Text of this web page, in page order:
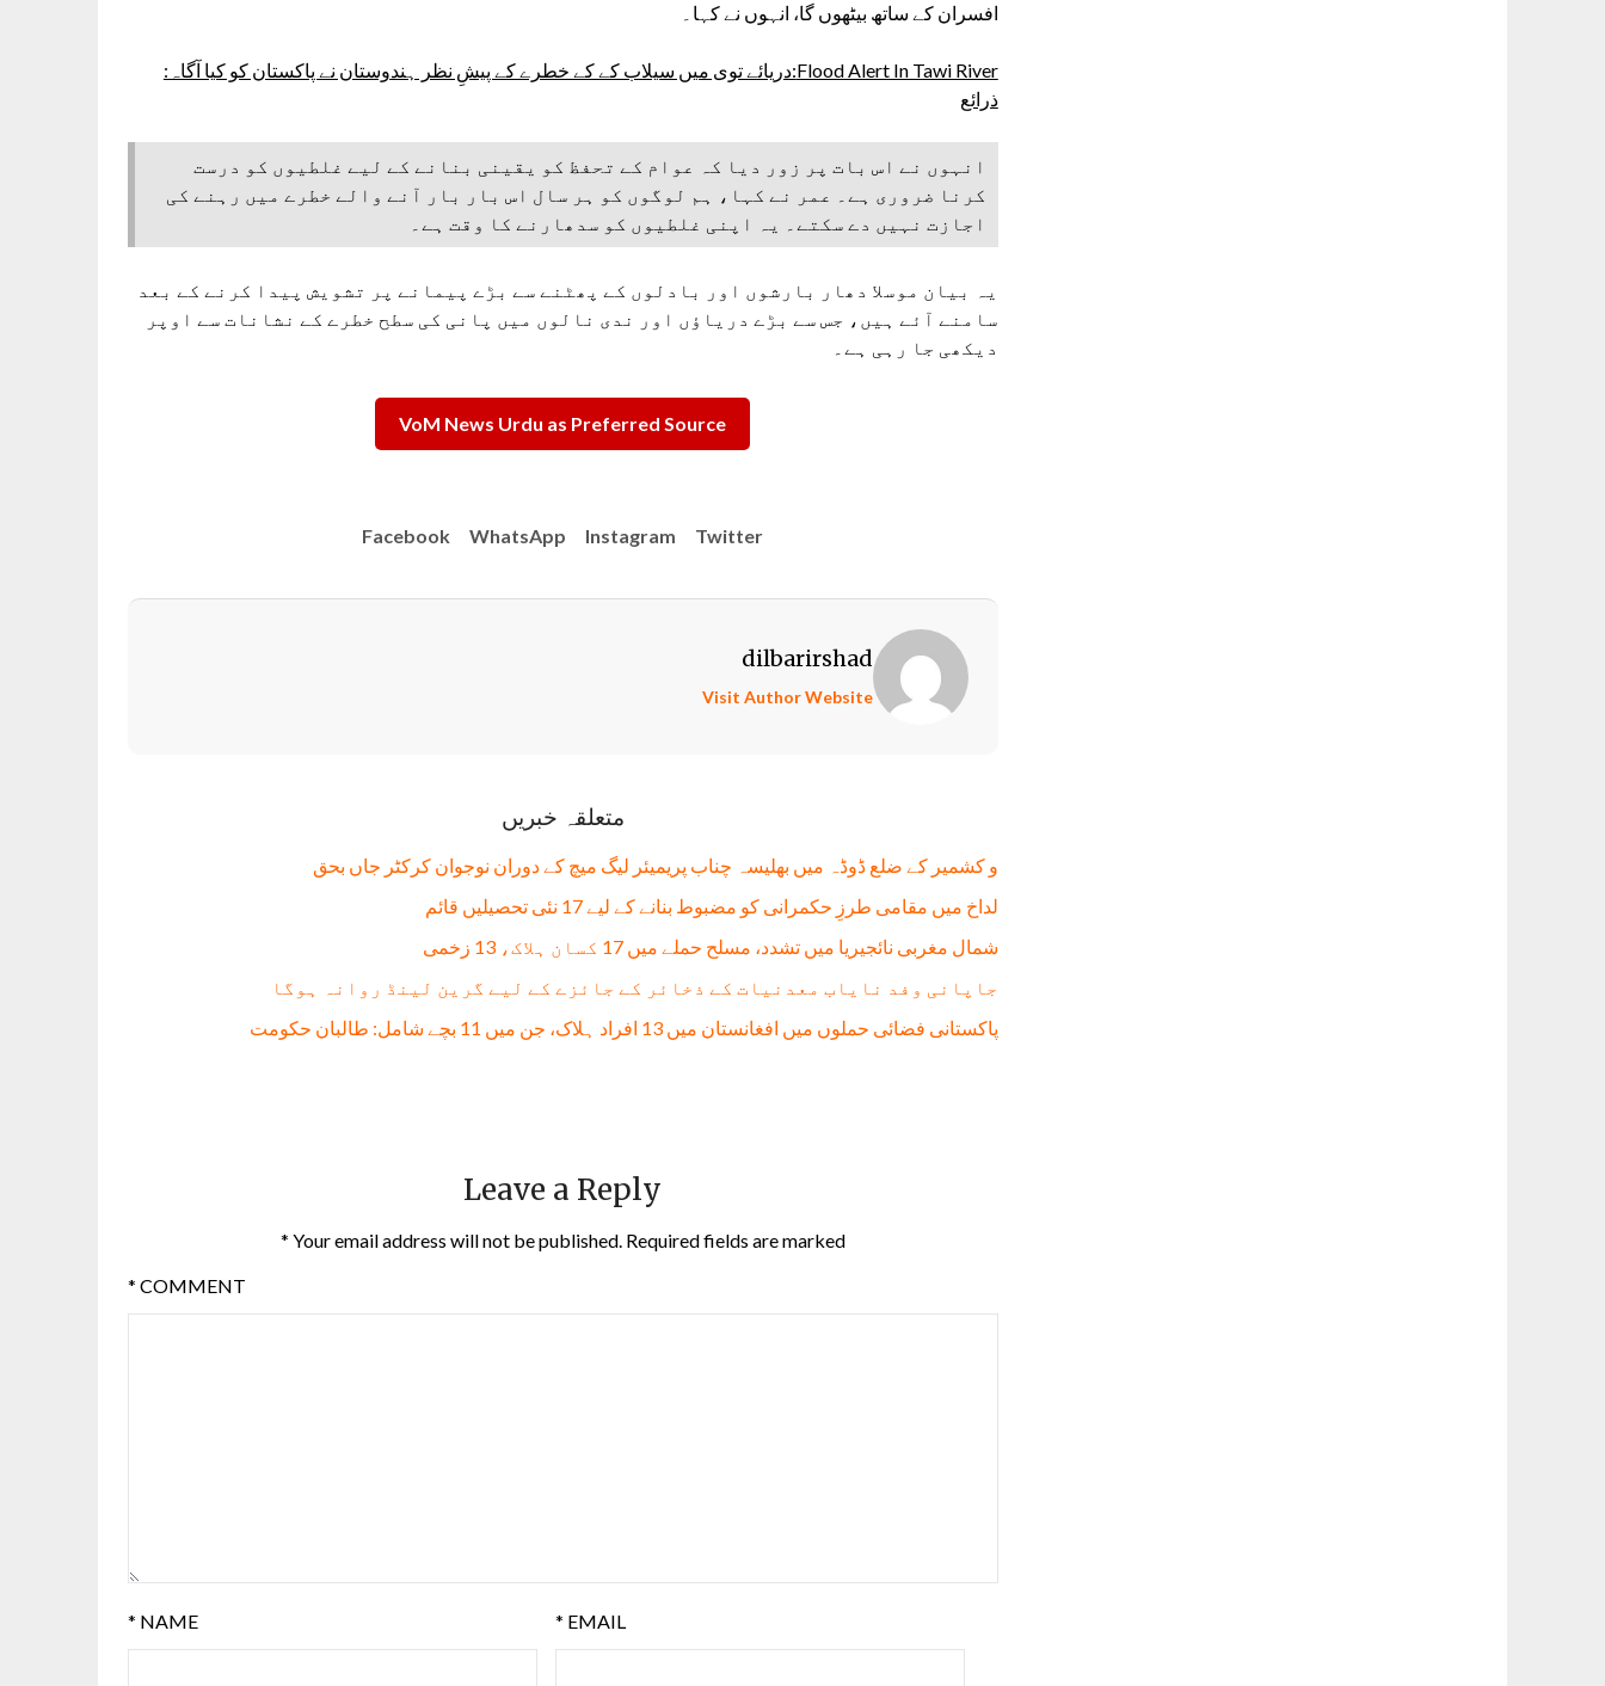
افسران کے ساتھ بیٹھوں گا، انہوں نے کہا۔
Flood Alert In Tawi River:دریائے توی میں سیلاب کے کے خطرے کے پیشِ نظر ہندوستان نے پاکستان کو کیا آگاہ:
ذرائع
انہوں نے اس بات پر زور دیا کہ عوام کے تحفظ کو یقینی بنانے کے لیے غلطیوں کو درست
کرنا ضروری ہے۔ عمر نے کہا، ہم لوگوں کو ہر سال اس بار بار آنے والے خطرے میں رہنے کی
اجازت نہیں دے سکتے۔ یہ اپنی غلطیوں کو سدھارنے کا وقت ہے۔
یہ بیان موسلا دھار بارشوں اور بادلوں کے پھٹنے سے بڑے پیمانے پر تشویش پیدا کرنے کے بعد
سامنے آئے ہیں، جس سے بڑے دریاؤں اور ندی نالوں میں پانی کی سطح خطرے کے نشانات سے اوپر
دیکھی جا رہی ہے۔
VoM News Urdu as Preferred Source
Facebook WhatsApp Instagram Twitter
dilbarirshad
Visit Author Website
متعلقہ خبریں
و کشمیر کے ضلع ڈوڈہ میں بھلیسہ چناب پریمیئر لیگ میچ کے دوران نوجوان کرکٹر جاں بحق
لداخ میں مقامی طرزِ حکمرانی کو مضبوط بنانے کے لیے 17 نئی تحصیلیں قائم
شمال مغربی نائجیریا میں تشدد، مسلح حملے میں 17 کسان ہلاک، 13 زخمی
جاپانی وفد نایاب معدنیات کے ذخائر کے جائزے کے لیے گرین لینڈ روانہ ہوگا
پاکستانی فضائی حملوں میں افغانستان میں 13 افراد ہلاک، جن میں 11 بچے شامل: طالبان حکومت
Leave a Reply
Your email address will not be published. Required fields are marked
*
COMMENT
*
NAME
* EMAIL
*